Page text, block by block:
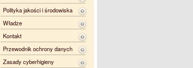
Polityka jakości i środowiska
Władze
Kontakt
Przewodnik ochrony danych
Zasady cyberhigieny